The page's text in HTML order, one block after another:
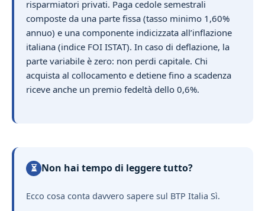
risparmiatori privati. Paga cedole semestrali
composte da una parte fissa (tasso minimo 1,60%
annuo) e una componente indicizzata all’inflazione
italiana (indice FOI ISTAT). In caso di deflazione, la
parte variabile è zero: non perdi capitale. Chi
acquista al collocamento e detiene fino a scadenza
riceve anche un premio fedeltà dello 0,6%.
⏳ Non hai tempo di leggere tutto?
Ecco cosa conta davvero sapere sul BTP Italia Sì.